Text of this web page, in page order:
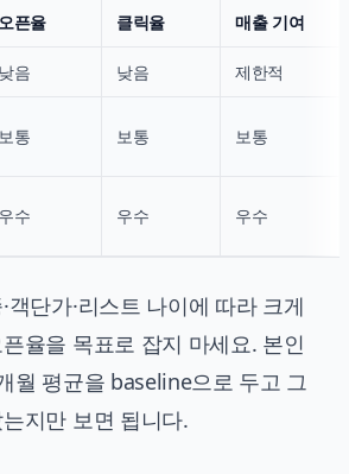
오픈율 클릭율 매출 기여
낮음 낮음 제한적
보통 보통 보통
우수 우수 우수
객단가·리스트 나이에 따라 크게
율을 목표로 잡지 마세요. 본인
월 평균을 baseline으로 두고 그
지만 보면 됩니다.